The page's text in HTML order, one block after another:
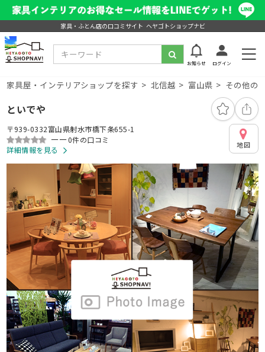
家具・ふとん店の口コミサイト ヘヤゴトショップナビ
お知らせ ログイン
家具屋・インテリアショップを探す 北信越 富山県 その他の
といでや
〒939-0332富山県射水市橋下条655-1
ーー0件の口コミ
詳細情報を見る
地図